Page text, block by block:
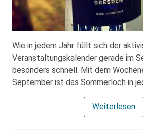
Wie in jedem Jahr füllt sich der
Veranstaltungskalender gerade im
besonders schnell. Mit dem
September ist das Sommerloch in
Weiterlesen